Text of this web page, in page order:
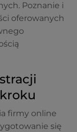
Poznanie i
oferowanych
firmy online
się